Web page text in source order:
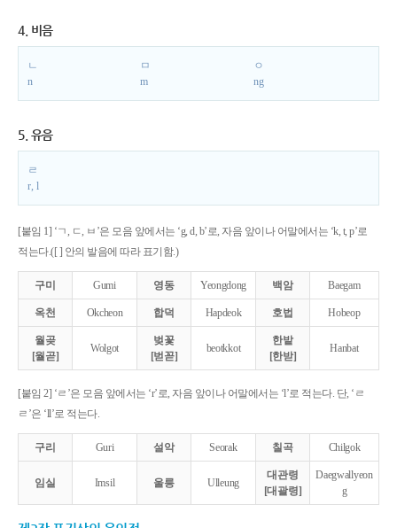
4. 비음
ㄴ
n
ㅁ
m
ㅇ
ng
5. 유음
ㄹ
r, l
[붙임 1] ‘ㄱ, ㄷ, ㅂ’은 모음 앞에서는 ‘g, d, b’로, 자음 앞이나 어말에서는 ‘k, t, p’로
적는다.([ ] 안의 발음에 따라 표기함.)
구미 Gumi 영동 Yeongdong 백암 Baegam
옥천 Okcheon 합덕 Hapdeok 호법 Hobeop
월곶
[월곧]
Wolgot
벚꽃
[벋꼳]
beotkkot
한밭
[한받]
Hanbat
[붙임 2] ‘ㄹ’은 모음 앞에서는 ‘r’로, 자음 앞이나 어말에서는 ‘l’로 적는다. 단, ‘ㄹ
ㄹ’은 ‘ll’로 적는다.
구리 Guri 설악 Seorak 칠곡 Chilgok
임실 Imsil 울릉 Ulleung
대관령
[대괄령]
Daegwallyeon
g